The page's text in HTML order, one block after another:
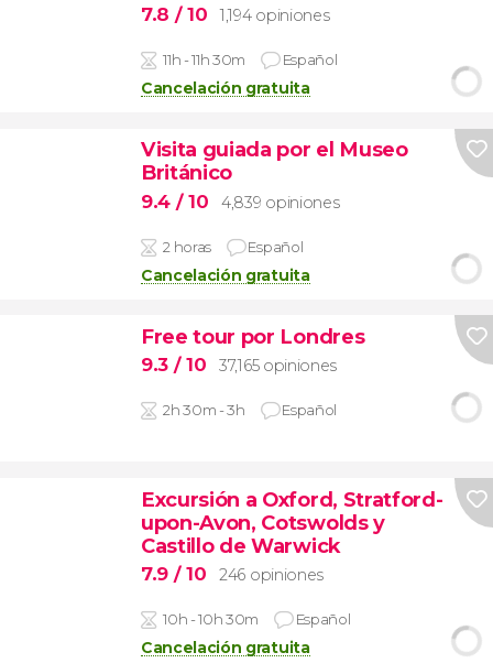
7.8 / 10 1,194 opiniones
11h - 11h 30m Español
Cancelación gratuita
Visita guiada por el Museo
Británico
9.4 / 10 4,839 opiniones
2 horas Español
Cancelación gratuita
Free tour por Londres
9.3 / 10 37,165 opiniones
2h 30m - 3h Español
Excursión a Oxford, Stratford-
upon-Avon, Cotswolds y
Castillo de Warwick
7.9 / 10 246 opiniones
10h - 10h 30m Español
Cancelación gratuita